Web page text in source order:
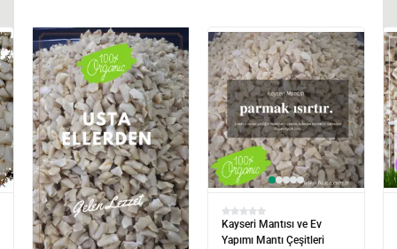
Kayseri Mantısı ve Ev
Yapımı Mantı Çeşitleri